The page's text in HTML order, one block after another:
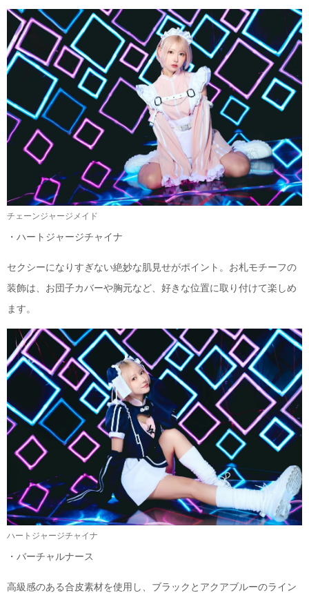
チェーンジャージメイド
・ハートジャージチャイナ
セクシーになりすぎない絶妙な肌見せがポイント。お札モチーフの
装飾は、お団子カバーや胸元など、好きな位置に取り付けて楽しめ
ます。
ハートジャージチャイナ
・バーチャルナース
高級感のある合皮素材を使用し、ブラックとアクアブルーのライン